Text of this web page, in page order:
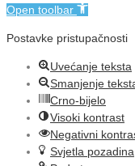
Open toolbar
Postavke pristupačnosti
Uvećanje teksta
Smanjenje
Crno-bijelo
Visoki kontrast
Negativni
Svjetla pozadina